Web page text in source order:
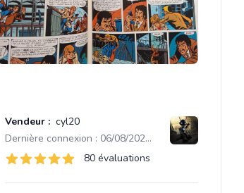
Vendeur : cyl20
Dernière connexion : 06/08/2026 21:06
Évaluations
80 sur 5 étoiles 80 évaluations